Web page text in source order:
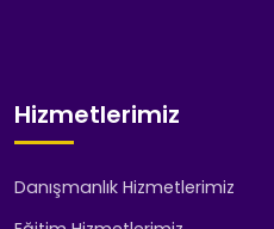
Hizmetlerimiz
Danışmanlık Hizmetlerimiz